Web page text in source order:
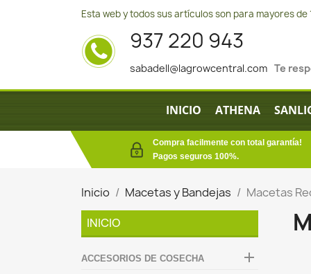
Esta web y todos sus artículos son para mayores de
937 220 943
sabadell@lagrowcentral.com Te
INICIO ATHENA
Compra facilmente con total garantía!
Pagos seguros 100%.
Inicio Macetas y Bandejas
Macetas
INICIO
ACCESORIOS DE COSECHA 